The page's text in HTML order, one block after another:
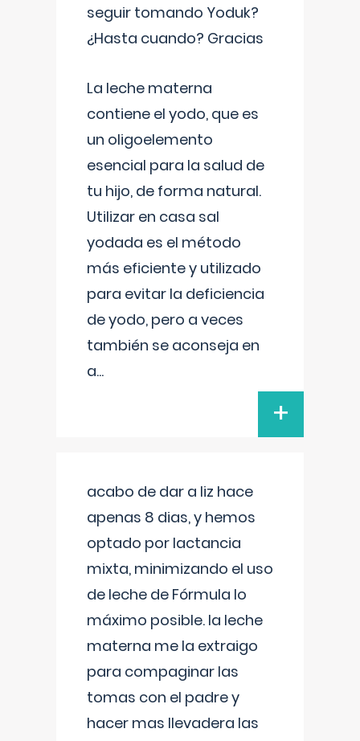
seguir tomando Yoduk?
¿Hasta cuando? Gracias
La leche materna
contiene el yodo, que es
un oligoelemento
esencial para la salud de
tu hijo, de forma natural.
Utilizar en casa sal
yodada es el método
más eficiente y utilizado
para evitar la deficiencia
de yodo, pero a veces
también se aconseja en
a...
+
acabo de dar a liz hace
apenas 8 dias, y hemos
optado por lactancia
mixta, minimizando el uso
de leche de Fórmula lo
máximo posible. la leche
materna me la extraigo
para compaginar las
tomas con el padre y
hacer mas llevadera las